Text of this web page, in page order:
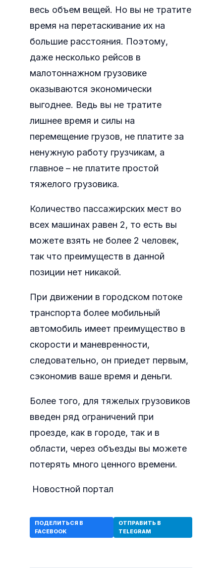
весь объем вещей. Но вы не тратите
время на перетаскивание их на
большие расстояния. Поэтому,
даже несколько рейсов в
малотоннажном грузовике
оказываются экономически
выгоднее. Ведь вы не тратите
лишнее время и силы на
перемещение грузов, не платите за
ненужную работу грузчикам, а
главное – не платите простой
тяжелого грузовика.
Количество пассажирских мест во
всех машинах равен 2, то есть вы
можете взять не более 2 человек,
так что преимуществ в данной
позиции нет никакой.
При движении в городском потоке
транспорта более мобильный
автомобиль имеет преимущество в
скорости и маневренности,
следовательно, он приедет первым,
сэкономив ваше время и деньги.
Более того, для тяжелых грузовиков
введен ряд ограничений при
проезде, как в городе, так и в
области, через объезды вы можете
потерять много ценного времени.
Новостной портал
ПОДЕЛИТЬСЯ В
FACEBOOK
ОТПРАВИТЬ В
TELEGRAM